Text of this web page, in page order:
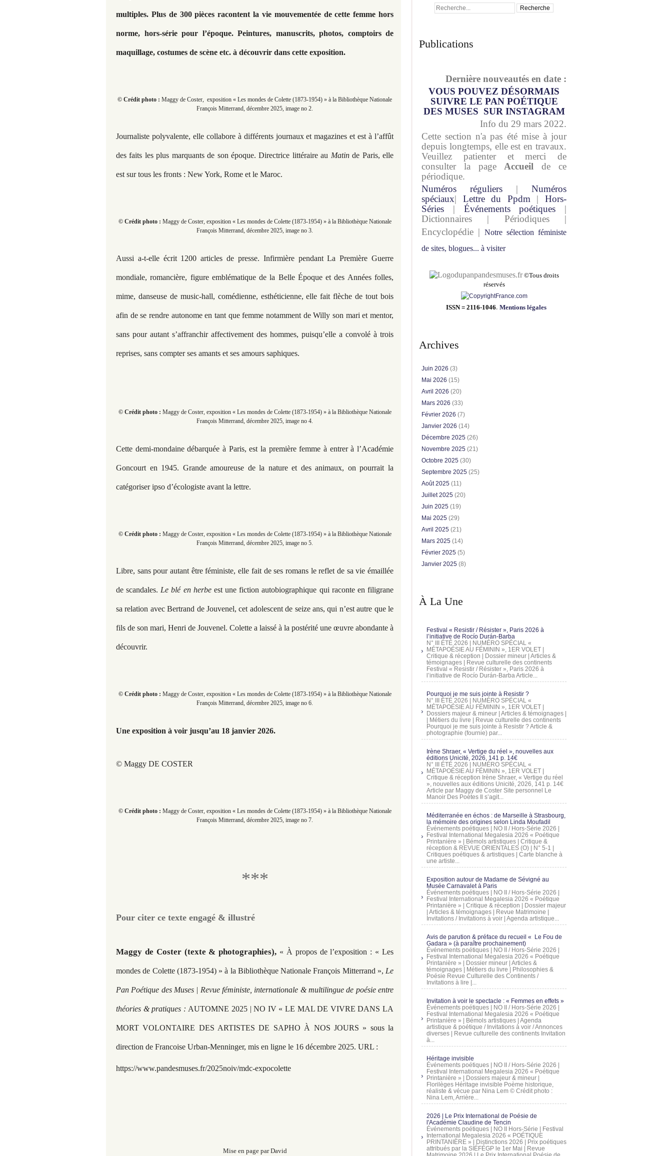
multiples. Plus de 300 pièces racontent la vie mouvementée de cette femme hors
norme, hors-série pour l’époque. Peintures, manuscrits, photos, comptoirs de
maquillage, costumes de scène etc. à découvrir dans cette exposition.
© Crédit photo : Maggy de Coster, exposition « Les mondes de Colette (1873-1954) » à la Bibliothèque Nationale
François Mitterrand, décembre 2025, image no 2.
Journaliste polyvalente, elle collabore à différents journaux et magazines et est à l’affût
des faits les plus marquants de son époque. Directrice littéraire au Matinde Paris, elle
est sur tous les fronts : New York, Rome et le Maroc.
© Crédit photo : Maggy de Coster, exposition « Les mondes de Colette (1873-1954) » à la Bibliothèque Nationale
François Mitterrand, décembre 2025, image no 3.
Aussi a-t-elle écrit 1200 articles de presse. Infirmière pendant La Première Guerre
mondiale, romancière, figure emblématique de la Belle Époque et des Années folles,
mime, danseuse de music-hall, comédienne, esthéticienne, elle fait flèche de tout bois
afin de se rendre autonome en tant que femme notamment de Willy son mari et mentor,
sans pour autant s’affranchir affectivement des hommes, puisqu’elle a convolé à trois
reprises, sans compter ses amants et ses amours saphiques.
© Crédit photo : Maggy de Coster, exposition « Les mondes de Colette (1873-1954) » à la Bibliothèque Nationale
François Mitterrand, décembre 2025, image no 4.
Cette demi-mondaine débarquée à Paris, est la première femme à entrer à l’Académie
Goncourt en 1945. Grande amoureuse de la nature et des animaux, on pourrait la
catégoriser ipso d’écologiste avant la lettre.
© Crédit photo : Maggy de Coster, exposition « Les mondes de Colette (1873-1954) » à la Bibliothèque Nationale
François Mitterrand, décembre 2025, image no 5.
Libre, sans pour autant être féministe, elle fait de ses romans le reflet de sa vie émaillée
de scandales. Le blé en herbeest une fiction autobiographique qui raconte en filigrane
sa relation avec Bertrand de Jouvenel, cet adolescent de seize ans, qui n’est autre que le
fils de son mari, Henri de Jouvenel. Colette a laissé à la postérité une œuvre abondante à
découvrir.
© Crédit photo : Maggy de Coster, exposition « Les mondes de Colette (1873-1954) » à la Bibliothèque Nationale
François Mitterrand, décembre 2025, image no 6.
Une exposition à voir jusqu’au 18 janvier 2026.
© Maggy DE COSTER
© Crédit photo : Maggy de Coster, exposition « Les mondes de Colette (1873-1954) » à la Bibliothèque Nationale
François Mitterrand, décembre 2025, image no 7.
***
Pour citer ce texte engagé & illustré
Maggy de Coster (texte & photographies), « À propos de l’exposition : « Les
mondes de Colette (1873-1954) » à la Bibliothèque Nationale François Mitterrand », Le
Pan Poétique des Muses | Revue féministe, internationale & multilingue de poésie entre
théories & pratiques : AUTOMNE 2025 | NO IV « LE MAL DE VIVRE DANS LA
MORT VOLONTAIRE DES ARTISTES DE SAPHO À NOS JOURS » sous la
direction de Francoise Urban-Menninger, mis en ligne le 16 décembre 2025. URL :
https://www.pandesmuses.fr/2025noiv/mdc-expocolette
Mise en page par David
Publications
Dernière nouveautés en date :
VOUS POUVEZ DÉSORMAIS
SUIVRE LE PAN POÉTIQUE
DES MUSES SUR INSTAGRAM
Info du 29 mars 2022.
Cette section n'a pas été mise à jour
depuis longtemps, elle est en travaux.
Veuillez patienter et merci de
consulter la page Accueil de ce
périodique.
Numéros réguliers | Numéros
spéciaux| Lettre du Ppdm |Hors-
Séries | Événements poétiques |
Dictionnaires | Périodiques |
Encyclopédie | Notre sélection féministe
de sites, blogues... à visiter
pandesmuses.fr ©Tous droits
réservés
ISSN = 2116-1046. Mentions légales
Archives
Juin 2026 (3)
Mai 2026 (15)
Avril 2026 (20)
Mars 2026 (33)
Février 2026 (7)
Janvier 2026 (14)
Décembre 2025 (26)
Novembre 2025 (21)
Octobre 2025 (30)
Septembre 2025 (25)
Août 2025 (11)
Juillet 2025 (20)
Juin 2025 (19)
Mai 2025 (29)
Avril 2025 (21)
Mars 2025 (14)
Février 2025 (5)
Janvier 2025 (8)
À La Une
Festival « Resistir / Résister », Paris 2026 à
l’initiative de Rocío Durán-Barba
N° III ÉTÉ 2026 | NUMÉRO SPÉCIAL «
MÉTAPOÉSIE AU FÉMININ », 1ER VOLET |
Critique & réception | Dossier mineur | Articles &
témoignages | Revue culturelle des continents
Festival « Resistir / Résister », Paris 2026 à
l’initiative de Rocío Durán-Barba Article...
Pourquoi je me suis jointe à Resistir ?
N° III ÉTÉ 2026 | NUMÉRO SPÉCIAL «
MÉTAPOÉSIE AU FÉMININ », 1ER VOLET |
Dossiers majeur & mineur | Articles & témoignages |
| Métiers du livre | Revue culturelle des continents
Pourquoi je me suis jointe à Resistir ? Article &
photographie (fournie) par...
Irène Shraer, « Vertige du réel », nouvelles aux
éditions Unicité, 2026, 141 p. 14€
N° III ÉTÉ 2026 | NUMÉRO SPÉCIAL «
MÉTAPOÉSIE AU FÉMININ », 1ER VOLET |
Critique & réception Irène Shraer, « Vertige du réel
», nouvelles aux éditions Unicité, 2026, 141 p. 14€
Article par Maggy de Coster Site personnel Le
Manoir Des Poètes Il s’agit...
Méditerranée en échos : de Marseille à Strasbourg,
la mémoire des origines selon Linda Moufadil
Événements poétiques | NO II / Hors-Série 2026 |
Festival International Megalesia 2026 « Poétique
Printanière » | Bémols artistiques | Critique &
réception & REVUE ORIENTALES (O) | N° 5-1 |
Critiques poétiques & artistiques | Carte blanche à
une artiste...
Exposition autour de Madame de Sévigné au
Musée Carnavalet à Paris
Événements poétiques | NO II / Hors-Série 2026 |
Festival International Megalesia 2026 « Poétique
Printanière » | Critique & réception | Dossier majeur
| Articles & témoignages | Revue Matrimoine |
Invitations / Invitations à voir | Agenda artistique...
Avis de parution & préface du recueil « Le Fou de
Gadara » (à paraître prochainement)
Événements poétiques | NO II / Hors-Série 2026 |
Festival International Megalesia 2026 « Poétique
Printanière » | Dossier mineur | Articles &
témoignages | Métiers du livre | Philosophies &
Poésie Revue Culturelle des Continents /
Invitations à lire |...
Invitation à voir le spectacle : « Femmes en effets »
Événements poétiques | NO II / Hors-Série 2026 |
Festival International Megalesia 2026 « Poétique
Printanière » | Bémols artistiques | Agenda
artistique & poétique / Invitations à voir / Annonces
diverses | Revue culturelle des continents Invitation
à...
Héritage invisible
Événements poétiques | NO II / Hors-Série 2026 |
Festival International Megalesia 2026 « Poétique
Printanière » | Dossiers majeur & mineur |
Florilèges Héritage invisible Poème historique,
réaliste & vécue par Nina Lem © Crédit photo :
Nina Lem, Arrière...
2026 | Le Prix International de Poésie de
l'Académie Claudine de Tencin
Événements poétiques | NO II Hors-Série | Festival
International Megalesia 2026 « POÉTIQUE
PRINTANIÈRE » | Distinctions 2026 | Prix poétiques
attribués par la SIÉFÉGP le 1er Mai | Revue